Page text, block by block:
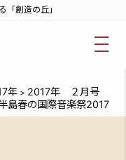
「創造の丘」
年 > 2017年 ２月号
島春の国際音楽祭2017